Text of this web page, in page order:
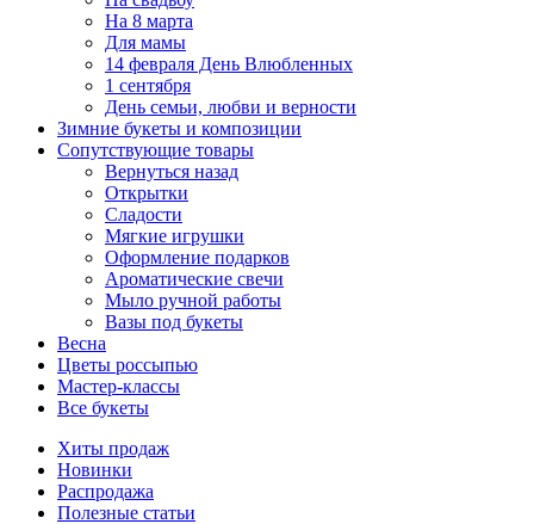
На 8 марта
Для мамы
14 февраля День Влюбленных
1 сентября
День семьи, любви и верности
Зимние букеты и композиции
Сопутствующие товары
Вернуться назад
Открытки
Сладости
Мягкие игрушки
Оформление подарков
Ароматические свечи
Мыло ручной работы
Вазы под букеты
Весна
Цветы россыпью
Мастер-классы
Все букеты
Хиты продаж
Новинки
Распродажа
Полезные статьи